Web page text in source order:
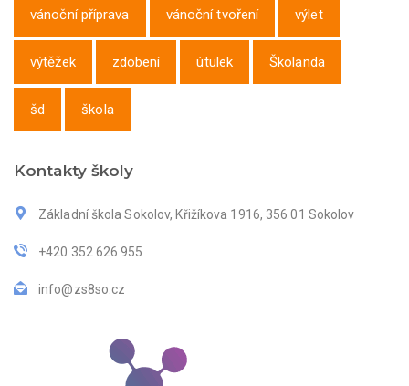
vánoční příprava vánoční tvoření výlet
výtěžek zdobení útulek Školanda
šd škola
Kontakty školy
Základní škola Sokolov, Křižíkova 1916, 356 01 Sokolov
+420 352 626 955
info@zs8so.cz